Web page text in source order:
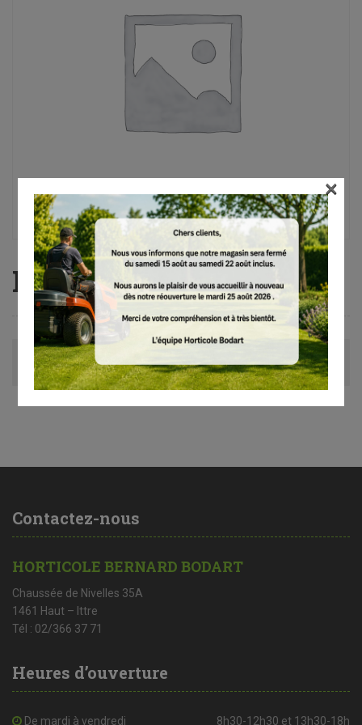
FH-KM 145°
Avis (0)
Contactez-nous
HORTICOLE BERNARD BODART
Chaussée de Nivelles 35A
1461 Haut – Ittre
Tél : 02/366 37 71
Heures d’ouverture
De mardi à vendredi 8h30-12h30 et 13h30-18h
×